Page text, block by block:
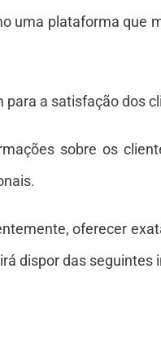
uma plataforma que
a satisfação dos
sobre os
oferecer
dispor das seguintes